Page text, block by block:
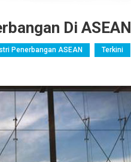
Di ASEAN
Penerbangan ASEAN Terkini